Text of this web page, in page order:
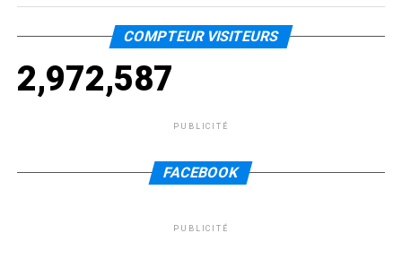
COMPTEUR VISITEURS
2,972,587
PUBLICITÉ
FACEBOOK
PUBLICITÉ